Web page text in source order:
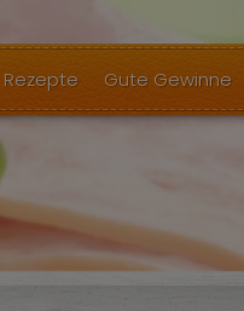
Gute Gewinne